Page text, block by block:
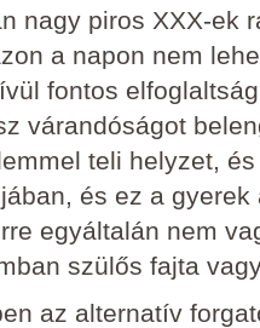
nagy piros XXX-ek
a napon nem
fontos
várandóságot
teli helyzet,
és ez a gyerek
egyáltalán nem
szülős fajta
az alternatív